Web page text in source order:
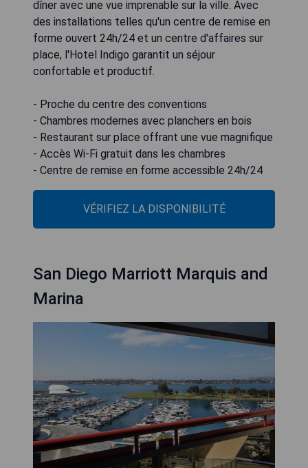
dîner avec une vue imprenable sur la ville. Avec
des installations telles qu'un centre de remise en
forme ouvert 24h/24 et un centre d'affaires sur
place, l'Hotel Indigo garantit un séjour
confortable et productif.
- Proche du centre des conventions
- Chambres modernes avec planchers en bois
- Restaurant sur place offrant une vue magnifique
- Accès Wi-Fi gratuit dans les chambres
- Centre de remise en forme accessible 24h/24
VÉRIFIEZ LA DISPONIBILITÉ
San Diego Marriott Marquis and
Marina